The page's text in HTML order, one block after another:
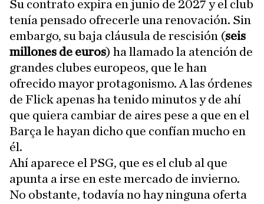
Su contrato expira en junio de 2027 y el club
tenía pensado ofrecerle una renovación. Sin
embargo, su baja cláusula de rescisión (seis
millones de euros) ha llamado la atención de
grandes clubes europeos, que le han
ofrecido mayor protagonismo. A las órdenes
de Flick apenas ha tenido minutos y de ahí
que quiera cambiar de aires pese a que en el
Barça le hayan dicho que confían mucho en
él.
Ahí aparece el PSG, que es el club al que
apunta a irse en este mercado de invierno.
No obstante, todavía no hay ninguna oferta